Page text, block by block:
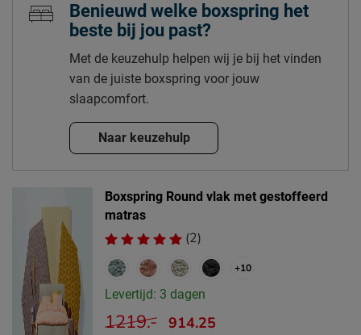
Benieuwd welke boxspring het
beste bij jou past?
Met de keuzehulp helpen wij je bij het vinden
van de juiste boxspring voor jouw
slaapcomfort.
Naar keuzehulp
Boxspring Round vlak met gestoffeerd
matras
(2)
+10
Levertijd: 3 dagen
1219.- 914.25